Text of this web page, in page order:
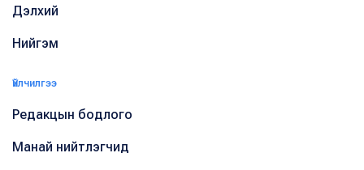
Дэлхий
Нийгэм
Үйлчилгээ
Редакцын бодлого
Манай нийтлэгчид